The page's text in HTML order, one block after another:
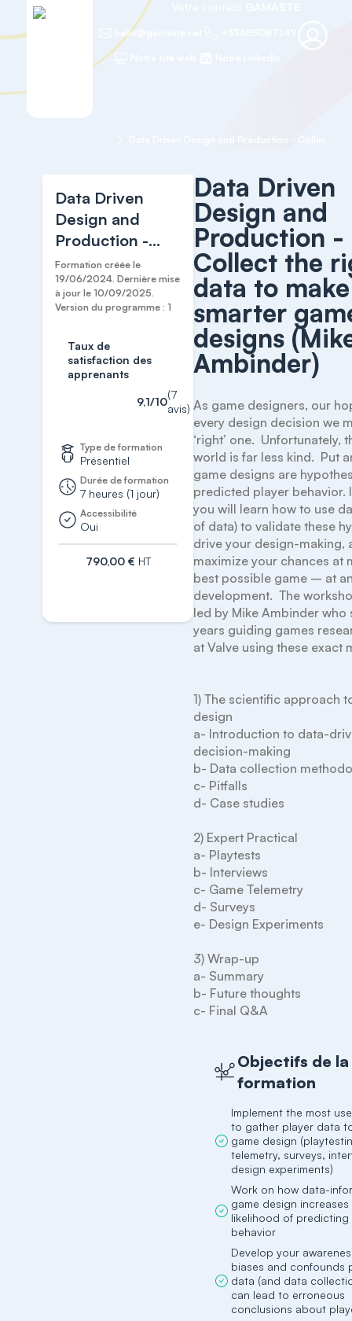
hello@gamaste.net
Data Driven
Design and
Production -
Collect the right
data to make
smarter game
Ambinder)
Formation créée le
19/06/2024. Dernière mise
à jour le 10/09/2025.
Version du programme : 1
Taux de
satisfaction des
apprenants
9,1/10
(7
avis)
Type de formation
Présentiel
Durée de formation
7 heures (1 jour)
Accessibilité
Oui
790,00 € HT
Data Driven
Design and
Production -
Collect the
data to make
smarter
designs
Ambinder)
As game designers, our
every design decision we
‘right’ one.  Unfortunately,
world is far less kind.  Put
game designs are
predicted player behavior.
you will learn how to use
of data) to validate these
drive your design-making,
maximize your chances at
best possible game – at
development.  The
led by Mike Ambinder who
years guiding games
at Valve using these exact
1) The scientific approach
design
a- Introduction to data-
decision-making
b- Data collection
c- Pitfalls
d- Case studies
2) Expert Practical
a- Playtests
b- Interviews
c- Game Telemetry
d- Surveys
e- Design Experiments
3) Wrap-up
a- Summary
b- Future thoughts
c- Final Q&A
Objectifs de la
formation
Implement the most
to gather player data
game design
telemetry, surveys,
Work on how data-
game design
likelihood of predicting
Develop your
biases and confounds
data (and data
can lead to erroneous
conclusions about